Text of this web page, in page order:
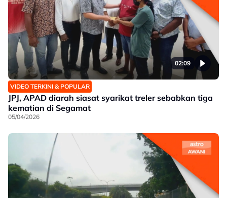
02:09
VIDEO TERKINI & POPULAR
JPJ, APAD diarah siasat syarikat treler sebabkan tiga
kematian di Segamat
05/04/2026